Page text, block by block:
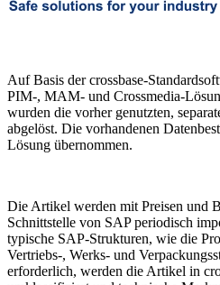
Auf Basis der crossbase-
PIM-, MAM- und Crossmedia-
wurden die vorher genutzten,
abgelöst. Die vorhandenen
Lösung übernommen.
Die Artikel werden mit Preisen und
Schnittstelle von SAP periodisch
typische SAP-Strukturen, wie die
Vertriebs-, Werks- und
erforderlich, werden die Artikel in